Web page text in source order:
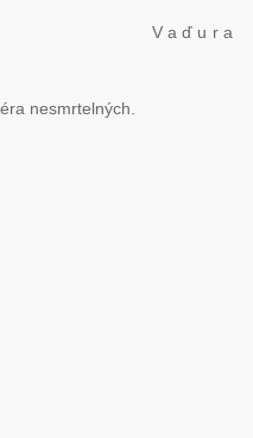
V a ď u r a
nesmrtelných.